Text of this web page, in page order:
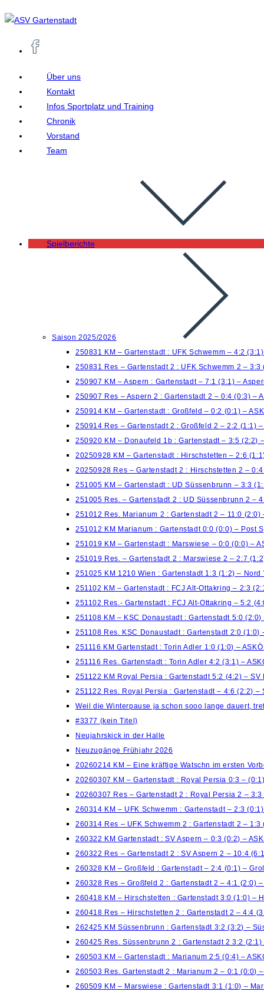
Zum
Inhalt
springen
Über uns
Kontakt
Infos Sportplatz und Training
Chronik
Vorstand
Team
Spielberichte
Saison 2025/2026
250831 KM – Gartenstadt : UFK Schwemm – 4:2
250831 Res – Gartenstadt 2 : UFK Schwemm 2 – 3:3
250907 KM – Aspern : Gartenstadt – 7:1 (3:1) –
250907 Res – Aspern 2 : Gartenstadt 2 – 0:4 (0:3) –
250914 KM – Gartenstadt : Großfeld – 0:2 (0:1) –
250914 Res – Gartenstadt 2 : Großfeld 2 – 2:2 (1:1) –
250920 KM – Donaufeld 1b : Gartenstadt – 3:5 (2:2)
20250928 KM – Gartenstadt : Hirschstetten – 2:6
20250928 Res – Gartenstadt 2 : Hirschstetten 2 – 0:4
251005 KM – Gartenstadt : UD Süssenbrunn – 3:3
251005 Res. – Gartenstadt 2 : UD Süssenbrunn 2 –
251012 Res. Marianum 2 : Gartenstadt 2 – 11:0 (2:0)
251012 KM Marianum : Gartenstadt 0:0 (0:0) – Post
251019 KM – Gartenstadt : Marswiese – 0:0 (0:0) –
251019 Res. – Gartenstadt 2 : Marswiese 2 – 2:7
251025 KM 1210 Wien : Gartenstadt 1:3 (1:2) – Nord
251102 KM – Gartenstadt : FCJ Alt-Ottakring – 2:3
251102 Res.- Gartenstadt : FCJ Alt-Ottakring – 5:2
251108 KM – KSC Donaustadt : Gartenstadt 5:0
251108 Res. KSC Donaustadt : Gartenstadt 2:0 (1:0)
251116 KM Gartenstadt : Torin Adler 1:0 (1:0) –
251116 Res. Gartenstadt : Torin Adler 4:2 (3:1) –
251122 KM Royal Persia : Gartenstadt 5:2 (4:2) – SV
251122 Res. Royal Persia : Gartenstadt – 4:6 (2:2) –
Weil die Winterpause ja schon sooo lange dauert,
#3377 (kein Titel)
Neujahrskick in der Halle
Neuzugänge Frühjahr 2026
20260214 KM – Eine kräftige Watschn im ersten
20260307 KM – Gartenstadt : Royal Persia 0:3 –
20260307 Res – Gartenstadt 2 : Royal Persia 2 – 3:3
260314 KM – UFK Schwemm : Gartenstadt – 2:3
260314 Res – UFK Schwemm 2 : Gartenstadt 2 –
260322 KM Gartenstadt : SV Aspern – 0:3 (0:2) –
260322 Res – Gartenstadt 2 : SV Aspern 2 – 10:4
260328 KM – Großfeld : Gartenstadt – 2:4 (0:1) –
260328 Res – Großfeld 2 : Gartenstadt 2 – 4:1 (2:0)
260418 KM – Hirschstetten : Gartenstadt 3:0 (1:0) –
260418 Res – Hirschstetten 2 : Gartenstadt 2 – 4:4
262425 KM Süssenbrunn : Gartenstadt 3:2 (3:2) –
260425 Res. Süssenbrunn 2 : Gartenstadt 2 3:2
260503 KM – Gartenstadt : Marianum 2:5 (0:4) –
260503 Res. Gartenstadt 2 : Marianum 2 – 0:1 (0:0) –
260509 KM – Marswiese : Gartenstadt 3:1 (1:0) –